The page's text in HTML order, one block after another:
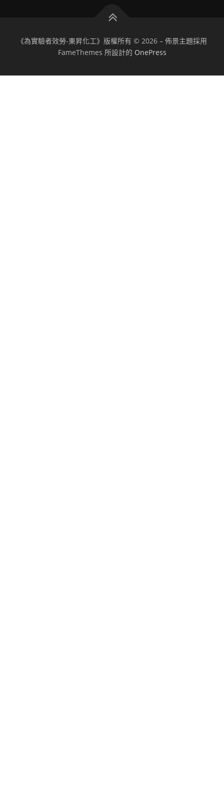
《為實驗者效勞-東昇化工》版權所有 © 2026 – 佈景主題採用
FameThemes 所設計的 OnePress